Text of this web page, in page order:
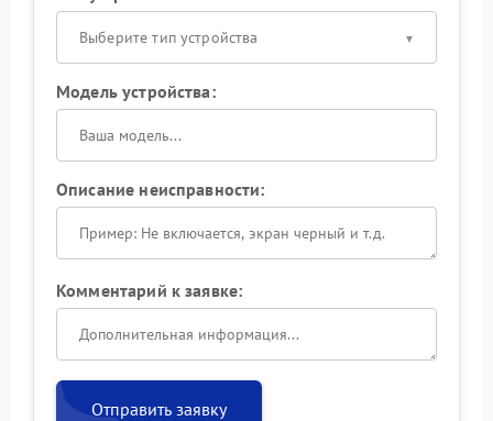
Выберите тип устройства
Модель устройства:
Описание неисправности:
Комментарий к заявке:
Отправить заявку